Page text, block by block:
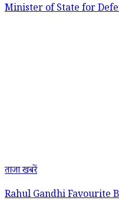
Minister of State for
ताजा खबरें
Rahul Gandhi Favourite BJP